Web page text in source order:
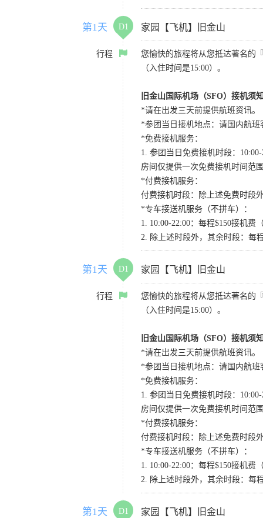
第1天 D1 家园【飞机】旧金山
行程
您愉快的旅程将从您抵达著名的
（入住时间是15:00）。
旧金山国际机场（SFO）接机须
*请在出发三天前提供航班资讯。
*参团当日接机地点：请国内航班
*免费接机服务：
1. 参团当日免费接机时段：
房间仅提供一次免费接机时间范
*付费接机服务：
付费接机时段：除上述免费时段
*专车接送机服务（不拼车）：
1. 10:00-22:00：每程$150接机
2. 除上述时段外，其余时段：每
第1天 D1 家园【飞机】旧金山
行程
您愉快的旅程将从您抵达著名的
（入住时间是15:00）。
旧金山国际机场（SFO）接机须
*请在出发三天前提供航班资讯。
*参团当日接机地点：请国内航班
*免费接机服务：
1. 参团当日免费接机时段：
房间仅提供一次免费接机时间范
*付费接机服务：
付费接机时段：除上述免费时段
*专车接送机服务（不拼车）：
1. 10:00-22:00：每程$150接机
2. 除上述时段外，其余时段：每
第1天 D1 家园【飞机】旧金山